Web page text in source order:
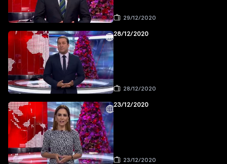
29/12/2020
28/12/2020
28/12/2020
23/12/2020
23/12/2020